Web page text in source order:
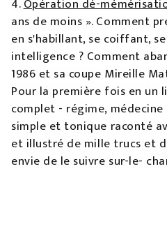
4.Opération dé-
ans de moins ». Comment
en s'habillant, se coiffant,
intelligence ? Comment
1986 et sa coupe Mireille
Pour la première fois en un
complet - régime,
simple et tonique raconté
et illustré de mille trucs et
envie de le suivre sur-le-